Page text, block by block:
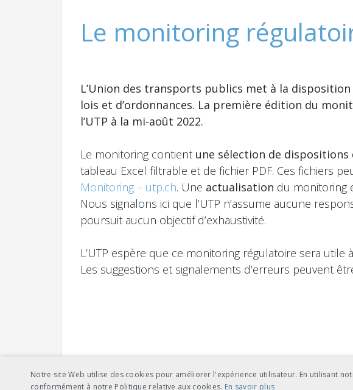
Le monitoring
L’Union des transports publics met à la
lois et d’ordonnances. La première édition du
l’UTP à la mi-août 2022.
Le monitoring contient une sélection de
tableau Excel filtrable et de fichier PDF. Ces fichiers
Monitoring – utp.ch. Une actualisation du monitoring
Nous signalons ici que l’UTP n’assume aucune
poursuit aucun objectif d’exhaustivité.
L’UTP espère que ce monitoring régulatoire sera utile
Les suggestions et signalements d’erreurs peuvent
Notre site Web utilise des cookies pour améliorer l'expérience utilisateur. En utilisant
conformément à notre Politique relative aux cookies. En savoir plus